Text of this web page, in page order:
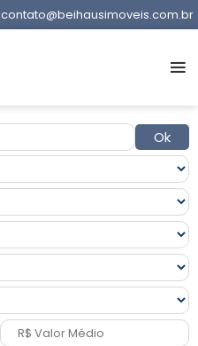
contato@beihausimoveis.com.br
Ok